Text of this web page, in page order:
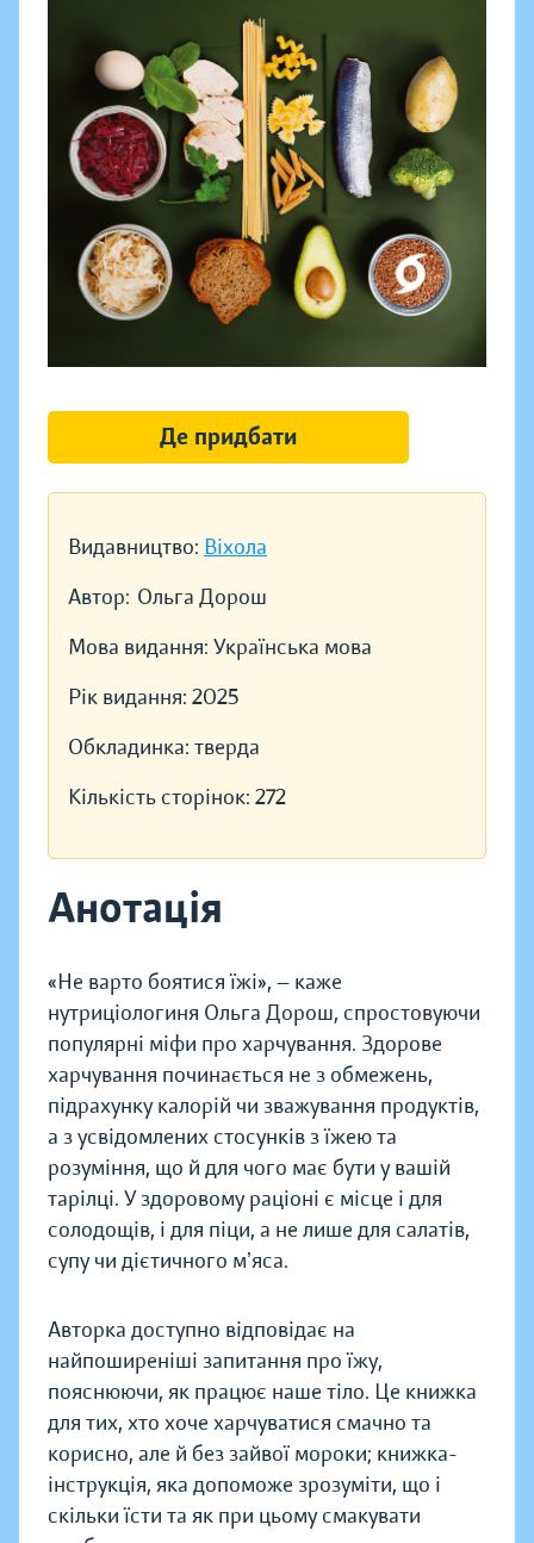
Видавництво: Віхола
Автор: Ольга Дорош
Мова видання: Українська мова
Рік видання: 2025
Обкладинка: тверда
Кількість сторінок: 272
Анотація
«Не варто боятися їжі», — каже
нутриціологиня Ольга Дорош, спростовуючи
популярні міфи про харчування. Здорове
харчування починається не з обмежень,
підрахунку калорій чи зважування продуктів,
а з усвідомлених стосунків з їжею та
розуміння, що й для чого має бути у вашій
тарілці. У здоровому раціоні є місце і для
солодощів, і для піци, а не лише для салатів,
супу чи дієтичного мʼяса.
Авторка доступно відповідає на
найпоширеніші запитання про їжу,
пояснюючи, як працює наше тіло. Це книжка
для тих, хто хоче харчуватися смачно та
корисно, але й без зайвої мороки; книжка-
інструкція, яка допоможе зрозуміти, що і
скільки їсти та як при цьому смакувати
Де придбати